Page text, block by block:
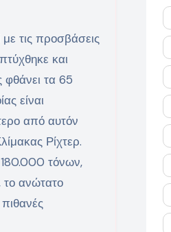
τις προσβάσεις
και
φθάνει τα 65
είναι
από αυτόν
Ρίχτερ.
180.000 τόνων,
το ανώτατο